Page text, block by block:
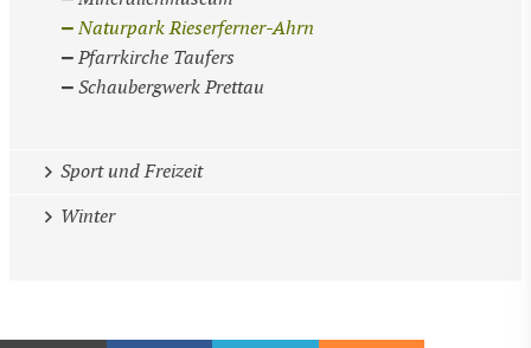
Naturpark Rieserferner-Ahrn
Pfarrkirche Taufers
Schaubergwerk Prettau
Sport und Freizeit
Winter